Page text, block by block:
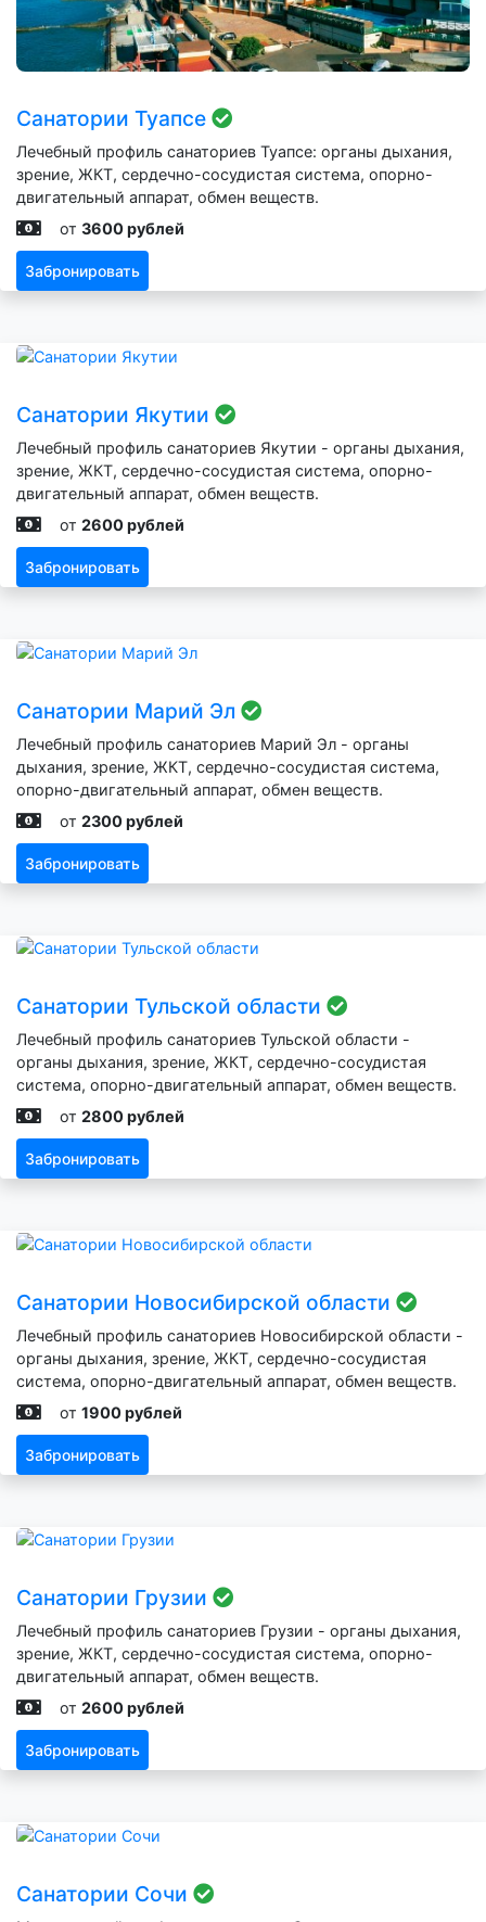
Санатории Туапсе
Лечебный профиль санаториев Туапсе: органы дыхания,
зрение, ЖКТ, сердечно-сосудистая система, опорно-
двигательный аппарат, обмен веществ.
от 3600 рублей
Забронировать
Санатории Якутии
Лечебный профиль санаториев Якутии - органы дыхания,
зрение, ЖКТ, сердечно-сосудистая система, опорно-
двигательный аппарат, обмен веществ.
от 2600 рублей
Забронировать
Санатории Марий Эл
Лечебный профиль санаториев Марий Эл - органы
дыхания, зрение, ЖКТ, сердечно-сосудистая система,
опорно-двигательный аппарат, обмен веществ.
от 2300 рублей
Забронировать
Санатории Тульской области
Лечебный профиль санаториев Тульской области -
органы дыхания, зрение, ЖКТ, сердечно-сосудистая
система, опорно-двигательный аппарат, обмен веществ.
от 2800 рублей
Забронировать
Санатории Новосибирской области
Лечебный профиль санаториев Новосибирской области -
органы дыхания, зрение, ЖКТ, сердечно-сосудистая
система, опорно-двигательный аппарат, обмен веществ.
от 1900 рублей
Забронировать
Санатории Грузии
Лечебный профиль санаториев Грузии - органы дыхания,
зрение, ЖКТ, сердечно-сосудистая система, опорно-
двигательный аппарат, обмен веществ.
от 2600 рублей
Забронировать
Санатории Сочи